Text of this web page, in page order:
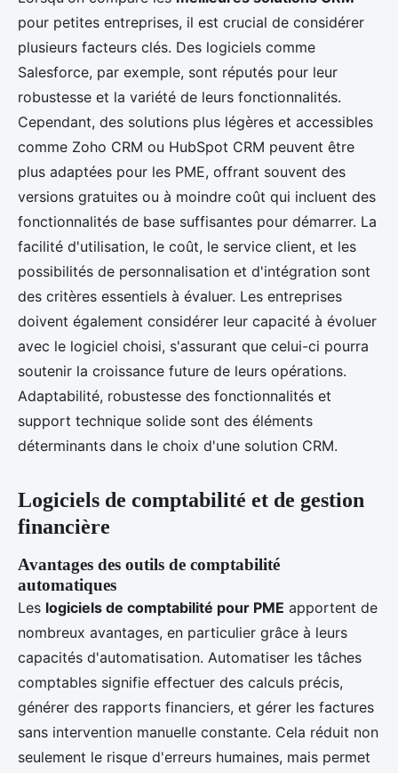
pour petites entreprises, il est crucial de considérer
plusieurs facteurs clés. Des logiciels comme
Salesforce, par exemple, sont réputés pour leur
robustesse et la variété de leurs fonctionnalités.
Cependant, des solutions plus légères et accessibles
comme Zoho CRM ou HubSpot CRM peuvent être
plus adaptées pour les PME, offrant souvent des
versions gratuites ou à moindre coût qui incluent des
fonctionnalités de base suffisantes pour démarrer. La
facilité d'utilisation, le coût, le service client, et les
possibilités de personnalisation et d'intégration sont
des critères essentiels à évaluer. Les entreprises
doivent également considérer leur capacité à évoluer
avec le logiciel choisi, s'assurant que celui-ci pourra
soutenir la croissance future de leurs opérations.
Adaptabilité, robustesse des fonctionnalités et
support technique solide sont des éléments
déterminants dans le choix d'une solution CRM.
Logiciels de comptabilité et de gestion
financière
Avantages des outils de comptabilité
automatiques
Les logiciels de comptabilité pour PME apportent de
nombreux avantages, en particulier grâce à leurs
capacités d'automatisation. Automatiser les tâches
comptables signifie effectuer des calculs précis,
générer des rapports financiers, et gérer les factures
sans intervention manuelle constante. Cela réduit non
seulement le risque d'erreurs humaines, mais permet